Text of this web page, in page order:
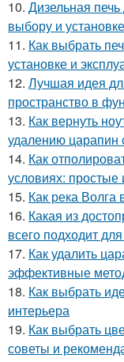
10. Дизельная
выбору и установке
11. Как выбрать
установке и
12. Лучшая идея
пространство в
13. Как вернуть
удалению царапин
14. Как
условиях:
15. Как река Волга
16. Какая из
всего подходит
17. Как удалить
эффективные
18. Как выбрать
интерьера
19. Как выбрать
советы и